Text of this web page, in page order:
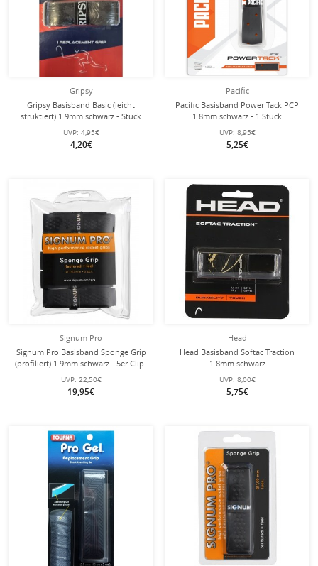
Gripsy
Gripsy Basisband Basic (leicht
struktiert) 1.9mm schwarz - Stück
UVP: 4,95€
4,20€
Pacific
Pacific Basisband Power Tack PCP
1.8mm schwarz - 1 Stück
UVP: 8,95€
5,25€
Signum Pro
Signum Pro Basisband Sponge Grip
(profiliert) 1.9mm schwarz - 5er Clip-
Beutel
UVP: 22,50€
19,95€
Head
Head Basisband Softac Traction
1.8mm schwarz
UVP: 8,00€
5,75€